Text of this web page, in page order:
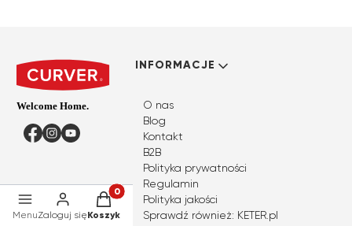
Facebook
Instagram
YouTube
Linki w stopce
INFORMACJE
O nas
Blog
Kontakt
B2B
Polityka prywatności
Regulamin
Polityka jakości
Sprawdź również: KETER.pl
MenuZaloguj się
Produkty w koszyku: 0. Zobacz szczegóły
Koszyk